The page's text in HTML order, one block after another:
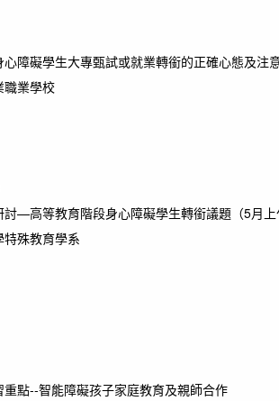
障礙學生大專甄試或就業轉銜的正確心態及注
職業學校
討—高等教育階段身心障礙學生轉銜議題（5月
殊教育學系
重點--智能障礙孩子家庭教育及親師合作